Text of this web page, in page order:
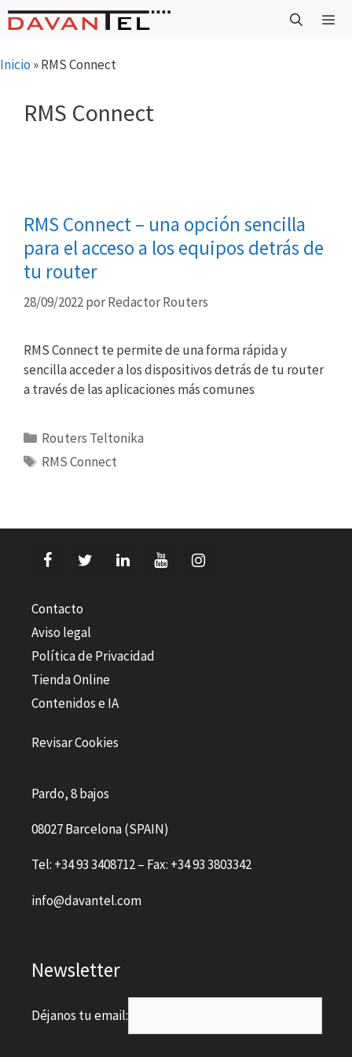
Saltar
al
Inicio »RMS Connect
RMS Connect
RMS Connect – una opción sencilla
para el acceso a los equipos detrás de
tu router
28/09/2022porRedactor Routers
RMS Connect te permite de una forma rápida y
sencilla acceder a los dispositivos detrás de tu router
a través de las aplicaciones más comunes
Categorías
Routers Teltonika
Etiquetas
RMS Connect
Contacto
Aviso legal
Política de Privacidad
Tienda Online
Contenidos e IA
Revisar Cookies
Pardo, 8 bajos
08027 Barcelona (SPAIN)
Tel: +34 93 3408712 – Fax: +34 93 3803342
info@davantel.com
Newsletter
Déjanos tu email: